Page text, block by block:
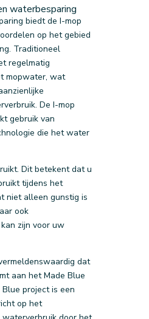
waterbesparing
biedt de I-mop
op het gebied
Traditioneel
regelmatig
mopwater, wat
De I-mop
gebruik van
die het water
Dit betekent dat u
tijdens het
niet alleen gunstig is
ook
zijn voor uw
dat
aan het Made Blue
project is een
op het